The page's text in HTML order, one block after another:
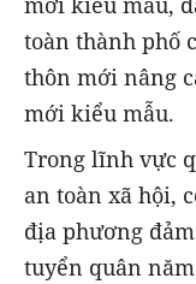
toàn thành phố
thôn mới nâng
mới kiểu mẫu.
Trong lĩnh vực
an toàn xã hội,
địa phương
tuyển quân